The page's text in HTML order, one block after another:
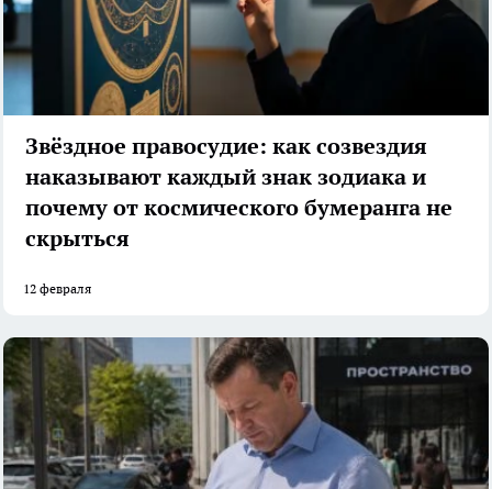
Звёздное правосудие: как созвездия
наказывают каждый знак зодиака и
почему от космического бумеранга не
скрыться
12 февраля